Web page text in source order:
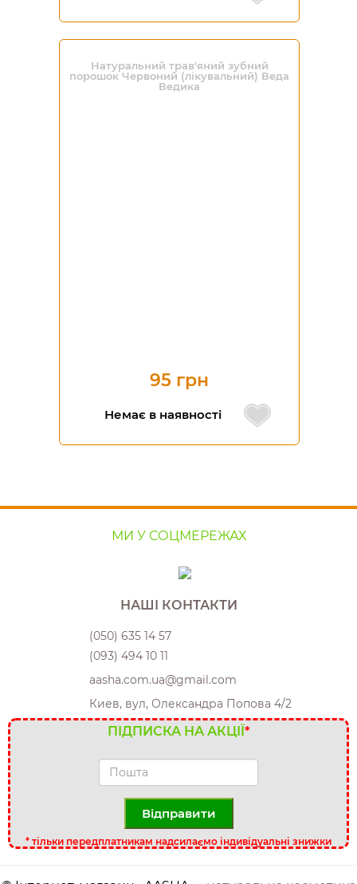
Натуральний трав'яний зубний
порошок Червоний (лікувальний) Веда
Ведика
95 грн
Немає в наявності
МИ У СОЦМЕРЕЖАХ
НАШІ КОНТАКТИ
(050) 635 14 57
(093) 494 10 11
aasha.com.ua@gmail.com
Киев, вул, Олександра Попова 4/2
ПІДПИСКА НА АКЦІЇ*
Відправити
* тільки передплатникам надсилаємо індивідуальні знижки